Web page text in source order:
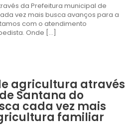
da Prefeitura municipal de
vez mais busca avanços para a
com o atendimento
Onde […]
agricultura através
Santana do
cada vez mais
familiar